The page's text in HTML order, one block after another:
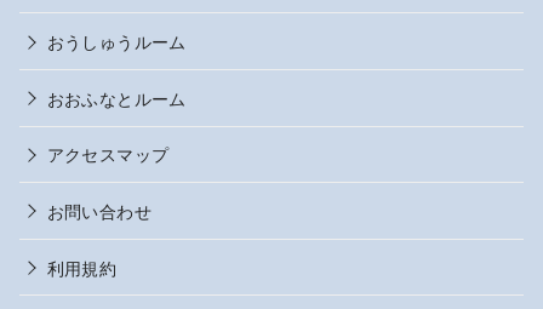
おうしゅうルーム
おおふなとルーム
アクセスマップ
お問い合わせ
利用規約